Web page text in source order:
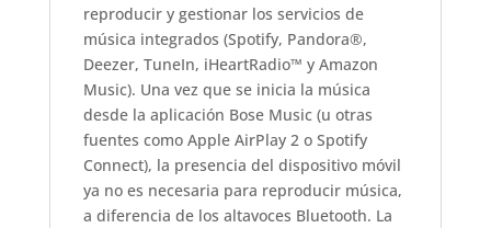
reproducir y gestionar los servicios de
música integrados (Spotify, Pandora®,
Deezer, TuneIn, iHeartRadio™ y Amazon
Music). Una vez que se inicia la música
desde la aplicación Bose Music (u otras
fuentes como Apple AirPlay 2 o Spotify
Connect), la presencia del dispositivo móvil
ya no es necesaria para reproducir música,
a diferencia de los altavoces Bluetooth. La